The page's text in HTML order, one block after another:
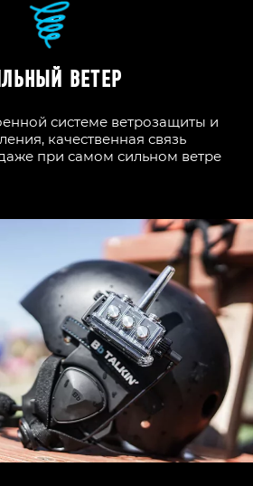
ВЕТЕР
системе ветрозащиты и
качественная связь
при самом сильном ветре